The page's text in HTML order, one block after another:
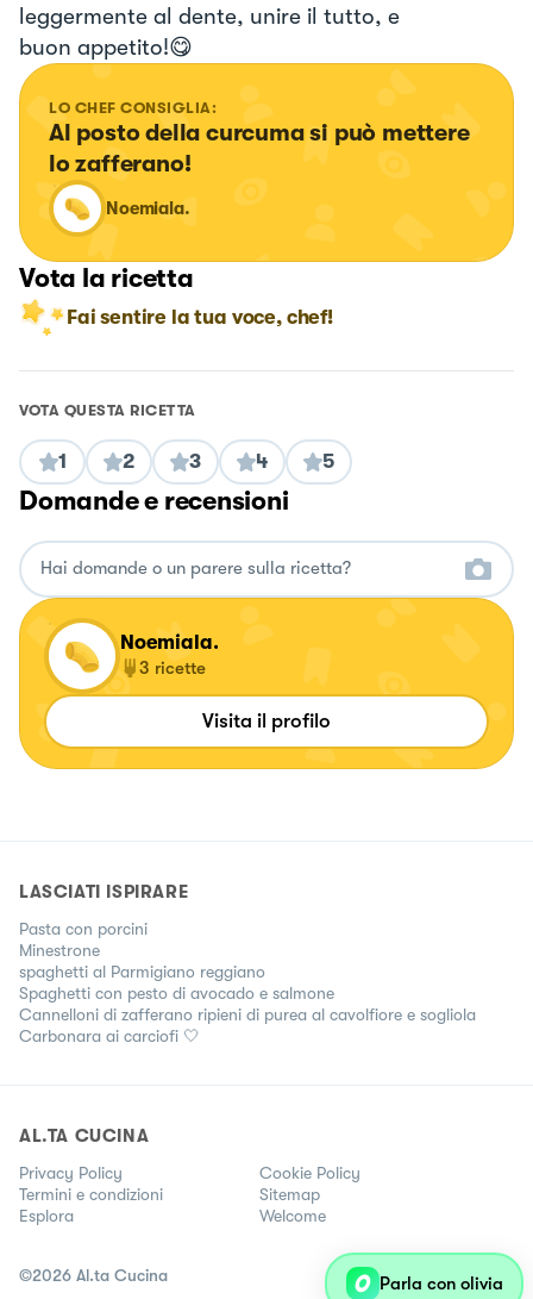
leggermente al dente, unire il tutto, e
buon appetito!😋
LO CHEF CONSIGLIA:
Al posto della curcuma si può mettere
lo zafferano!
Noemiala.
Vota la ricetta
Fai sentire la tua voce, chef!
VOTA QUESTA RICETTA
1 2 3 4 5
Domande e recensioni
Noemiala.
3 ricette
Visita il profilo
LASCIATI ISPIRARE
Pasta con porcini
Minestrone
spaghetti al Parmigiano reggiano
Spaghetti con pesto di avocado e salmone
Cannelloni di zafferano ripieni di purea al cavolfiore e sogliola
Carbonara ai carciofi 🤍
AL.TA CUCINA
Privacy Policy
Cookie Policy
Termini e condizioni
Sitemap
Esplora
Welcome
©2026 Al.ta Cucina Parla con olivia